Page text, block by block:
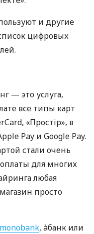
и другие
цифровых
— это услуга,
все типы карт
«Простір», в
Pay и Google Pay.
стали очень
для многих
любая
просто
monobank, àбанк или